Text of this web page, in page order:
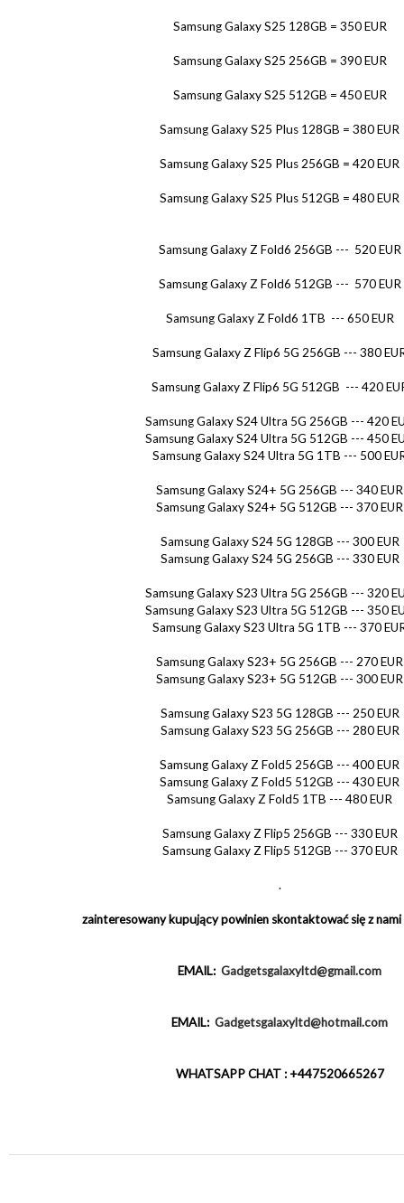
Samsung Galaxy S25 128GB = 350 EUR
Samsung Galaxy S25 256GB = 390 EUR
Samsung Galaxy S25 512GB = 450 EUR
Samsung Galaxy S25 Plus 128GB = 380 EUR
Samsung Galaxy S25 Plus 256GB = 420 EUR
Samsung Galaxy S25 Plus 512GB = 480 EUR
Samsung Galaxy Z Fold6 256GB --- 520 EUR
Samsung Galaxy Z Fold6 512GB --- 570 EUR
Samsung Galaxy Z Fold6 1TB --- 650 EUR
Samsung Galaxy Z Flip6 5G 256GB --- 380
Samsung Galaxy Z Flip6 5G 512GB --- 420
Samsung Galaxy S24 Ultra 5G 256GB --- 420
Samsung Galaxy S24 Ultra 5G 512GB --- 450
Samsung Galaxy S24 Ultra 5G 1TB --- 500
Samsung Galaxy S24+ 5G 256GB --- 340 EUR
Samsung Galaxy S24+ 5G 512GB --- 370 EUR
Samsung Galaxy S24 5G 128GB --- 300 EUR
Samsung Galaxy S24 5G 256GB --- 330 EUR
Samsung Galaxy S23 Ultra 5G 256GB --- 320
Samsung Galaxy S23 Ultra 5G 512GB --- 350
Samsung Galaxy S23 Ultra 5G 1TB --- 370
Samsung Galaxy S23+ 5G 256GB --- 270 EUR
Samsung Galaxy S23+ 5G 512GB --- 300 EUR
Samsung Galaxy S23 5G 128GB --- 250 EUR
Samsung Galaxy S23 5G 256GB --- 280 EUR
Samsung Galaxy Z Fold5 256GB --- 400 EUR
Samsung Galaxy Z Fold5 512GB --- 430 EUR
Samsung Galaxy Z Fold5 1TB --- 480 EUR
Samsung Galaxy Z Flip5 256GB --- 330 EUR
Samsung Galaxy Z Flip5 512GB --- 370 EUR
.
zainteresowany kupujący powinien skontaktować się z
EMAIL: Gadgetsgalaxyltd@gmail.com
EMAIL: Gadgetsgalaxyltd@hotmail.com
WHATSAPP CHAT : +447520665267